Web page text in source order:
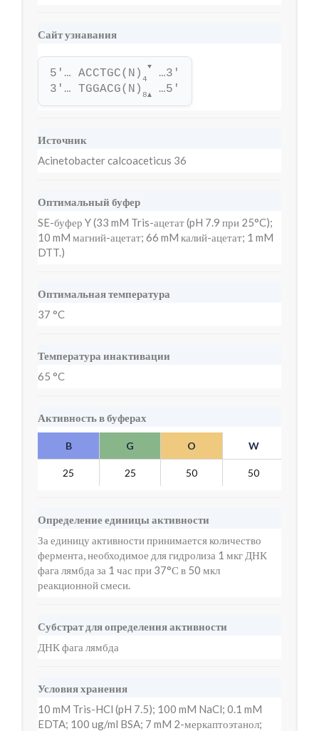
Сайт узнавания
5'… ACCTGC(N) 4
▼
…3'
3'… TGGACG(N) 8▲ …5'
Источник
Acinetobacter calcoaceticus 36
Оптимальный буфер
SE-буфер Y (33 mM Tris-ацетат (pH 7.9 при 25°C);
10 mM магний-ацетат; 66 mM калий-ацетат; 1 mM
DTT.)
Оптимальная температура
37 °C
Температура инактивации
65 °C
Активность в буферах
B G O W
25 25 50 50
Определение единицы активности
За единицу активности принимается количество
фермента, необходимое для гидролиза 1 мкг ДНК
фага лямбда за 1 час при 37°С в 50 мкл
реакционной смеси.
Субстрат для определения активности
ДНК фага лямбда
Условия хранения
10 mM Tris-HCl (pH 7.5); 100 mM NaCl; 0.1 mM
EDTA; 100 ug/ml BSA; 7 mM 2-меркаптоэтанол;